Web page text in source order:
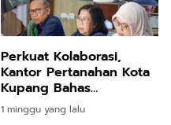
Perkuat Kolaborasi,
Kantor Pertanahan Kota
Kupang Bahas
Pelaksanaan Program
Konsolidasi Tanah
1 minggu yang lalu